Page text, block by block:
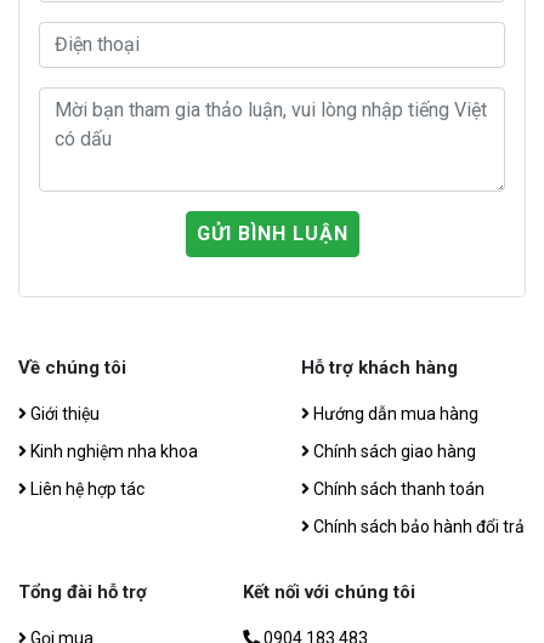
GỬI BÌNH LUẬN
Về chúng tôi
Giới thiệu
Kinh nghiệm nha khoa
Liên hệ hợp tác
Hỗ trợ khách hàng
Hướng dẫn mua hàng
Chính sách giao hàng
Chính sách thanh toán
Chính sách bảo hành đổi trả
Tổng đài hỗ trợ
Gọi mua
Kết nối với chúng tôi
0904.183.483